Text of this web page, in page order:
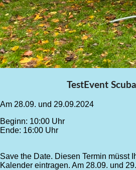
TestEvent
Am 28.09. und 29.09.2024
Beginn: 10:00 Uhr
Ende: 16:00 Uhr
Save the Date. Diesen Termin müsst
Kalender eintragen. Am 28.09. und